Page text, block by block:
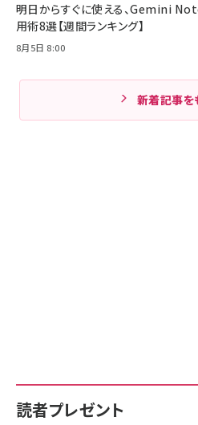
明日からすぐに使える、Gemini
用術8選【週間ランキング】
8月5日 8:00
新着記事を
読者プレゼント